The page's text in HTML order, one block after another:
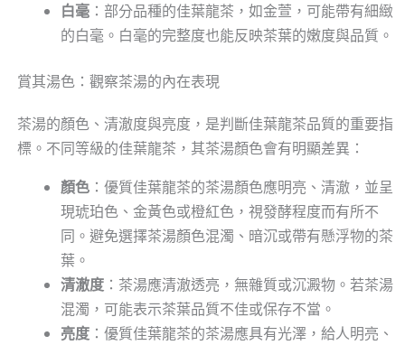
白毫：部分品種的佳葉龍茶，如金萱，可能帶有細緻
的白毫。白毫的完整度也能反映茶葉的嫩度與品質。
賞其湯色：觀察茶湯的內在表現
茶湯的顏色、清澈度與亮度，是判斷佳葉龍茶品質的重要指
標。不同等級的佳葉龍茶，其茶湯顏色會有明顯差異：
顏色：優質佳葉龍茶的茶湯顏色應明亮、清澈，並呈
現琥珀色、金黃色或橙紅色，視發酵程度而有所不
同。避免選擇茶湯顏色混濁、暗沉或帶有懸浮物的茶
葉。
清澈度：茶湯應清澈透亮，無雜質或沉澱物。若茶湯
混濁，可能表示茶葉品質不佳或保存不當。
亮度：優質佳葉龍茶的茶湯應具有光澤，給人明亮、